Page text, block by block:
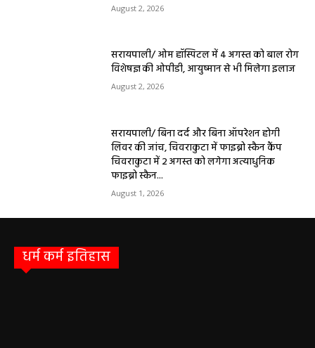
August 2, 2026
सरायपाली/ ओम हॉस्पिटल में 4 अगस्त को बाल रोग
विशेषज्ञ की ओपीडी, आयुष्मान से भी मिलेगा इलाज
August 2, 2026
सरायपाली/ बिना दर्द और बिना ऑपरेशन होगी
लिवर की जांच, चिवराकुटा में फाइब्रो स्कैन कैंप
चिवराकुटा में 2 अगस्त को लगेगा अत्याधुनिक
फाइब्रो स्कैन...
August 1, 2026
धर्म कर्म इतिहास